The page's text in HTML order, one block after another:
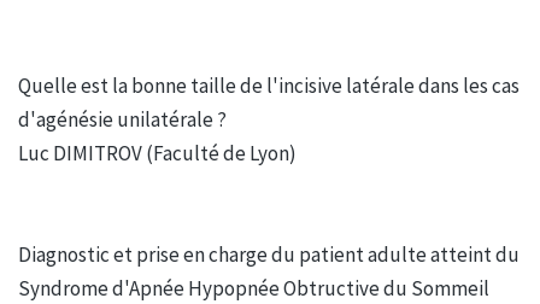
Quelle est la bonne taille de l'incisive latérale dans les cas
d'agénésie unilatérale ?
Luc DIMITROV (Faculté de Lyon)
Diagnostic et prise en charge du patient adulte atteint du
Syndrome d'Apnée Hypopnée Obtructive du Sommeil